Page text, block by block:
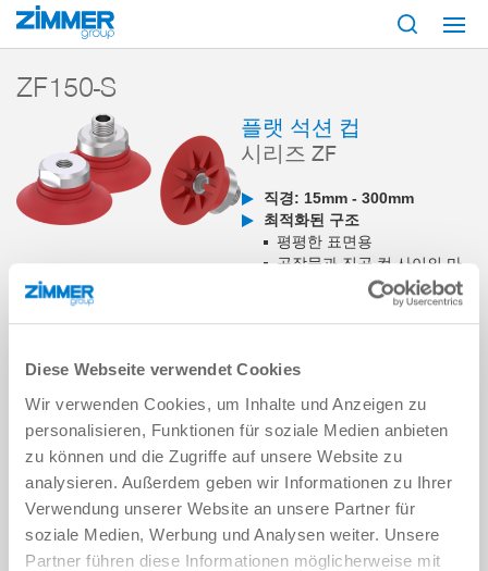
Diese Webseite verwendet Cookies
Wir verwenden Cookies, um Inhalte und Anzeigen zu
personalisieren, Funktionen für soziale Medien anbieten
zu können und die Zugriffe auf unsere Website zu
analysieren. Außerdem geben wir Informationen zu Ihrer
Verwendung unserer Website an unsere Partner für
soziale Medien, Werbung und Analysen weiter. Unsere
Partner führen diese Informationen möglicherweise mit
시작 제품 시리즈 ZF ZF150-S
ZF150-S
플랫 석션 컵
시리즈 ZF
직경: 15mm - 300mm
최적화된 구조
평평한 표면용
공작물과 진공 컵 사이의 마
찰력을 높이기 위해 석션 컵
밑면에 홈이 파인 프로파일
이 있습니다
사용 분야
목재 및 합성 재료
금속
장바구니에 추가
비교에 추가